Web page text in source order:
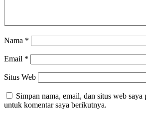
Nama *
Email *
Situs Web
Simpan nama, email, dan situs web saya
untuk komentar saya berikutnya.